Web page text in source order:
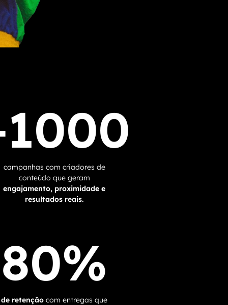
campanhas com criadores de
conteúdo que geram
engajamento, proximidade e
resultados reais.
80%
de retenção com entregas que